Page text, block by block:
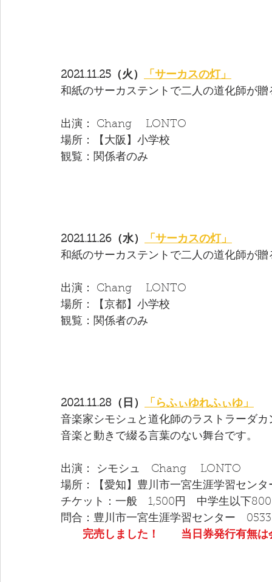
2021.11.25（火）
「サーカスの灯」
和紙のサーカステントで二人の道化師が
出演： Chang　 LONTO
場所：【大阪】小学校
観覧：関係者のみ
2021.11.26（水）
「サーカスの灯」
和紙のサーカステントで二人の道化師が
出演： Chang　 LONTO
場所：【京都】小学校
観覧：関係者のみ
2021.11.28（日）
「らふぃゆれふぃゆ」
音楽家シモシュと道化師のラストラーダ
音楽と動きで綴る言葉のない舞台です。
出演： シモシュ　Chang　 LONTO
場所：【愛知】豊川市一宮生涯学習センタ
チケット：一般　1,500円　中学生以下
問合：豊川市一宮生涯学習センター　
完売しました！　　当日券発行有無